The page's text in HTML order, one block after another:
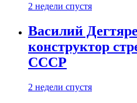
2 недели спустя
Василий
конструктор
СССР
2 недели спустя